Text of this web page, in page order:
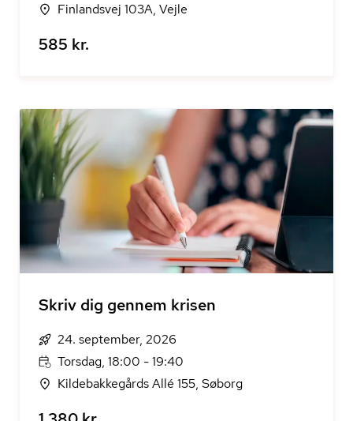
Finlandsvej 103A, Vejle
585 kr.
Skriv dig gennem krisen
24. september, 2026
Torsdag, 18:00 - 19:40
Kildebakkegårds Allé 155, Søborg